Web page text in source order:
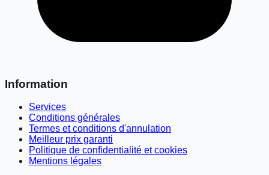
Information
Services
Conditions générales
Termes et conditions d'annulation
Meilleur prix garanti
Politique de confidentialité et cookies
Mentions légales